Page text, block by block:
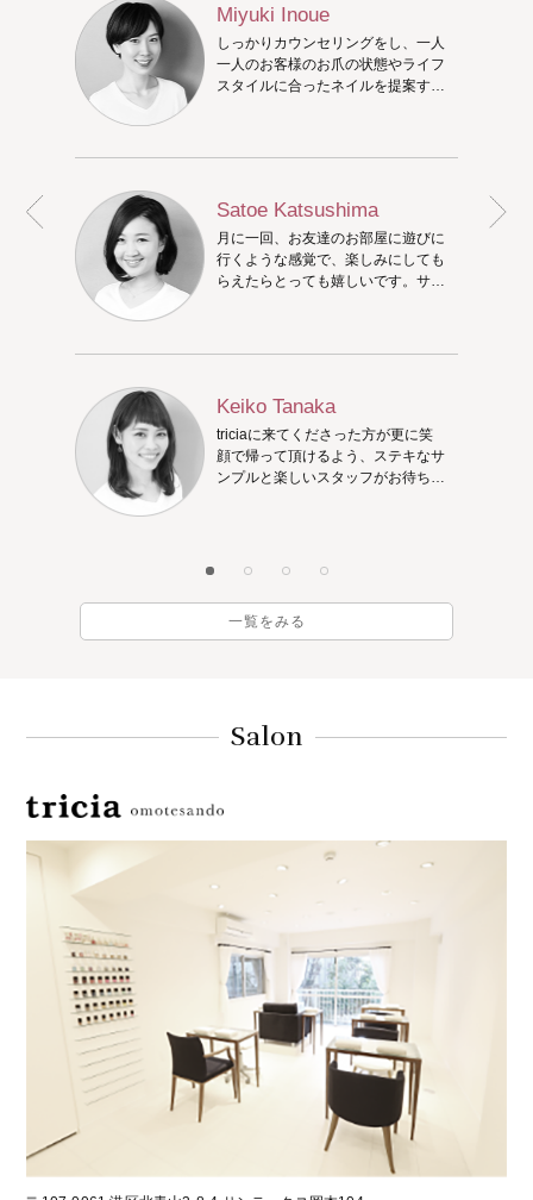
Miyuki Inoue
しっかりカウンセリングをし、一人
一人のお客様のお爪の状態やライフ
スタイルに合ったネイルを提案する
Satoe Katsushima
月に一回、お友達のお部屋に遊びに
行くような感覚で、楽しみにしても
らえたらとっても嬉しいです。サン
Keiko Tanaka
triciaに来てくださった方が更に笑
顔で帰って頂けるよう、ステキなサ
ンプルと楽しいスタッフがお待ちし
一覧をみる
Salon